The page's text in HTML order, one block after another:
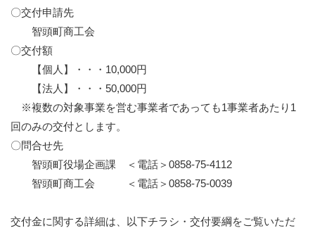
〇交付申請先
智頭町商工会
〇交付額
【個人】・・・10,000円
【法人】・・・50,000円
※複数の対象事業を営む事業者であっても1事業者あたり1
回のみの交付とします。
〇問合せ先
智頭町役場企画課 ＜電話＞0858-75-4112
智頭町商工会 ＜電話＞0858-75-0039
交付金に関する詳細は、以下チラシ・交付要綱をご覧いただ